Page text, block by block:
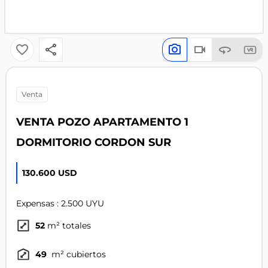
venta
VENTA POZO APARTAMENTO 1
DORMITORIO CORDON SUR
130.600 USD
Expensas : 2.500 UYU
52 m² totales
49 m² cubiertos